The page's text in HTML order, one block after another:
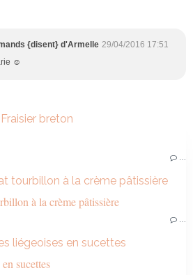
{disent} d'Armelle 29/04/2016 17:51
☺️
Fraisier breton
tourbillon à la crème pâtissière
liégeoises en sucettes